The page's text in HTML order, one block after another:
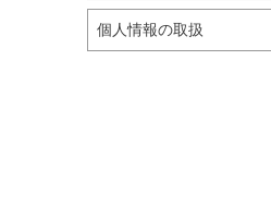
個人情報の取扱